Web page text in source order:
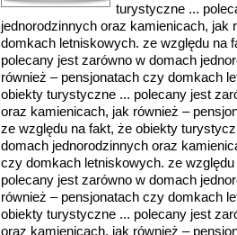
turystyczne ...
jednorodzinnych oraz kamienicach, jak
domkach letniskowych. ze względu na
polecany jest zarówno w domach
również – pensjonatach czy domkach
obiekty turystyczne ... polecany jest
oraz kamienicach, jak również –
ze względu na fakt, że obiekty
domach jednorodzinnych oraz
czy domkach letniskowych. ze
polecany jest zarówno w domach
również – pensjonatach czy domkach
obiekty turystyczne ... polecany jest
oraz kamienicach, jak również –